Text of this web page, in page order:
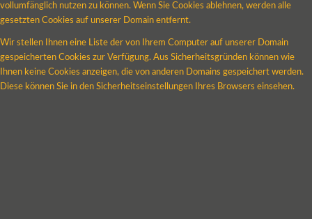
vollumfänglich nutzen zu können. Wenn Sie Cookies ablehnen, werden alle
gesetzten Cookies auf unserer Domain entfernt.
Wir stellen Ihnen eine Liste der von Ihrem Computer auf unserer Domain
gespeicherten Cookies zur Verfügung. Aus Sicherheitsgründen können wie
Ihnen keine Cookies anzeigen, die von anderen Domains gespeichert werden.
Diese können Sie in den Sicherheitseinstellungen Ihres Browsers einsehen.